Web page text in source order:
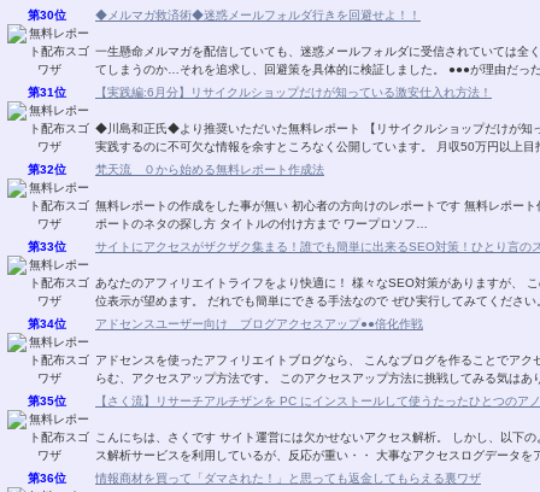
第30位
◆メルマガ救済術◆迷惑メールフォルダ行きを回避せよ！！
一生懸命メルマガを配信していても、迷惑メールフォルダに受信されていては全
てしまうのか…それを追求し、回
第31位
【実践編:6月分】リサイクルショップだけが知っている激安仕入れ方法！
◆川島和正氏◆より推奨いただいた無料レポート 【リサイクルショップだけが知
実践するのに不可欠な情報を余すところなく公開しています。 月収50万円以上
第32位
梵天流 ０から始める無料レポート作成法
無料レポートの作成をした事が無い 初心者の方向けのレポートです 無料レポート作成に必要な 各種フリーソフトのインストールから レ
ポートのネタの探し方 タイトルの付け方まで ワープロソフ…
第33位
サイトにアクセスがザクザク集まる！誰でも簡単に出来るSEO対策！ひとり言の
あなたのアフィリエイトライフをより快適に！ 様々なSEO対策がありますが、 このレポートに書いてあるSEO対策でも 結構な確率で上
第34位 アドセンスユーザー向け ブログアクセスアップ●●倍化作戦
アドセンスを使ったアフィリエイトブログなら、 こんなブログを作ることでアクセスアップする 方法があります。 大きな夢と期待の膨
らむ、アクセスアップ方法です。 このアクセスアップ方法に挑戦してみ
第35位
【さく流】リサーチアルチザンを PC にインストールして使うたったひとつのア
こんにちは、さくです サイト運営には欠かせないアクセス解析。 しかし、以下のような思いや悩みをお持ちではありませんか？ アクセ
ス解析サービスを利用しているが、反応が重い・・ 大事なアクセスログ
第36位
情報商材を買って「ダマされた！」と思っても返金してもらえる裏ワザ